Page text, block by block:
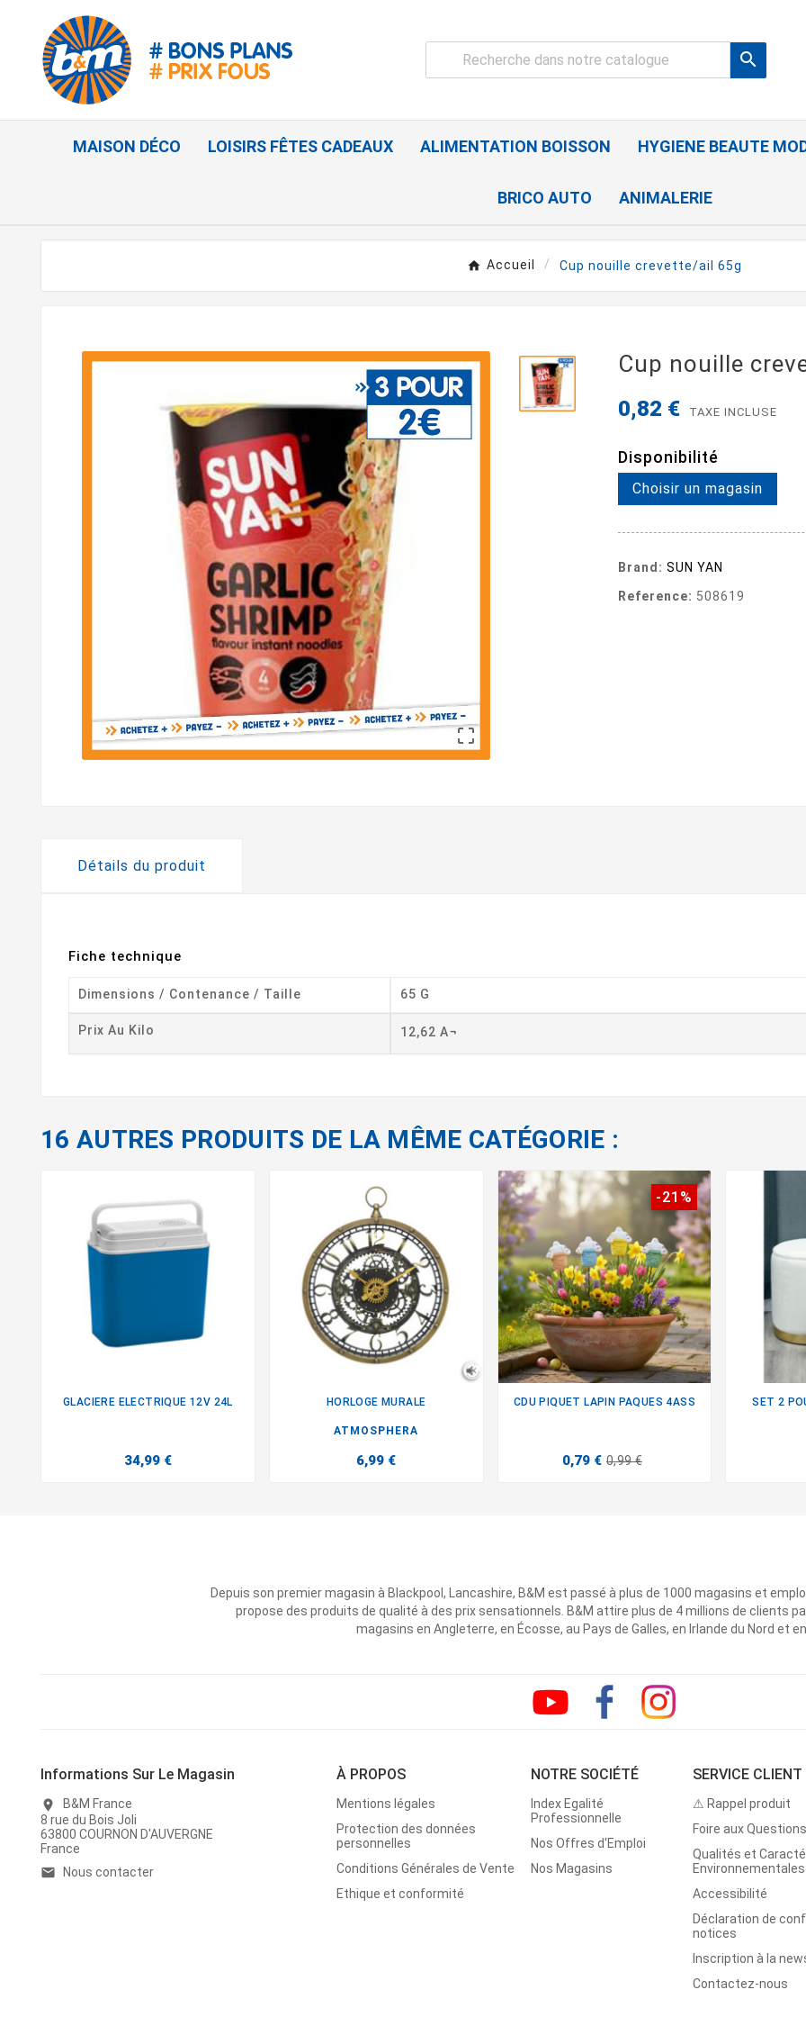

MAISON DÉCO LOISIRS FÊTES CADEAUX ALIMENTATION BOISSON HYGIENE BEAUTE
BRICO AUTO ANIMALERIE
Accueil Cup nouille crevette/ail 65g

Cup nouille
0,82 € TAXE INCLUSE
Disponibilité
Choisir un magasin
Brand: SUN YAN
Reference: 508619
Détails du produit
Fiche technique
Dimensions / Contenance / Taille 65 G
Prix Au Kilo 12,62 A¬
16 AUTRES PRODUITS DE LA MÊME CATÉGORIE :
GLACIERE ELECTRIQUE 12V 24L
34,99 €
HORLOGE MURALE
ATMOSPHERA
6,99 €
-21%
CDU PIQUET LAPIN PAQUES 4ASS
0,79 € 0,99 €
SET 2
Depuis son premier magasin à Blackpool, Lancashire, B&M est passé à plus de 1000 magasins et
propose des produits de qualité à des prix sensationnels. B&M attire plus de 4 millions de clients
magasins en Angleterre, en Écosse, au Pays de Galles, en Irlande du Nord et
Informations Sur Le Magasin
location_on
B&M France
8 rue du Bois Joli
63800 COURNON D'AUVERGNE
France
email Nous contacter
À PROPOS
Mentions légales
Protection des données
personnelles
Conditions Générales de Vente
Ethique et conformité
NOTRE SOCIÉTÉ
Index Egalité
Professionnelle
Nos Offres d'Emploi
Nos Magasins
SERVICE CLIENT
⚠ Rappel produit
Foire aux
Qualités et
Environnementales
Accessibilité
Déclaration de
notices
Inscription à la
Contactez-nous